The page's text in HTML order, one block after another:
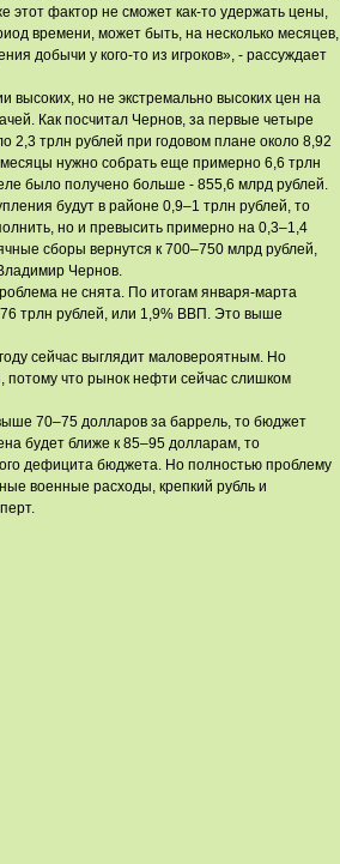
этот фактор не сможет как-то удержать цены,
времени, может быть, на несколько месяцев,
добычи у кого-то из игроков», - рассуждает
но не экстремально высоких цен на
Как посчитал Чернов, за первые четыре
2,3 трлн рублей при годовом плане около 8,92
нужно собрать еще примерно 6,6 трлн
было получено больше - 855,6 млрд рублей.
будут в районе 0,9–1 трлн рублей, то
но и превысить примерно на 0,3–1,4
сборы вернутся к 700–750 млрд рублей,
Чернов.
не снята. По итогам января-марта
трлн рублей, или 1,9% ВВП. Это выше
сейчас выглядит маловероятным. Но
потому что рынок нефти сейчас слишком
70–75 долларов за баррель, то бюджет
будет ближе к 85–95 долларам, то
дефицита бюджета. Но полностью проблему
военные расходы, крепкий рубль и